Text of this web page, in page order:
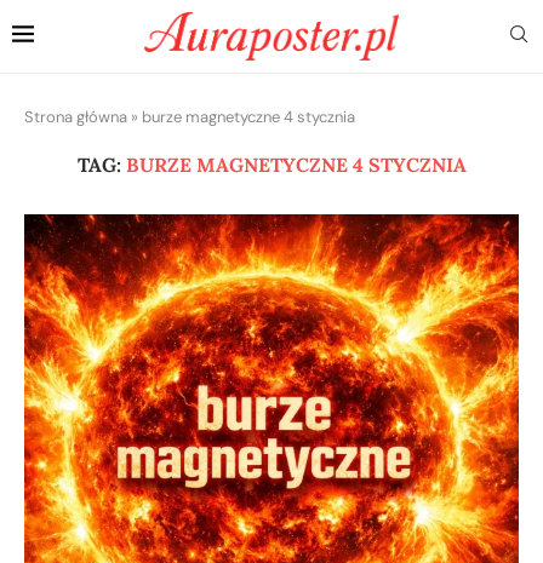
Strona główna » burze magnetyczne 4 stycznia
TAG: BURZE MAGNETYCZNE 4 STYCZNIA